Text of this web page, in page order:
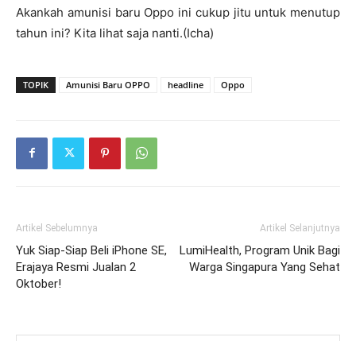
Akankah amunisi baru Oppo ini cukup jitu untuk menutup
tahun ini? Kita lihat saja nanti.(Icha)
TOPIK Amunisi Baru OPPO headline Oppo
Artikel Sebelumnya
Yuk Siap-Siap Beli iPhone SE,
Erajaya Resmi Jualan 2
Oktober!
Artikel Selanjutnya
LumiHealth, Program Unik Bagi
Warga Singapura Yang Sehat